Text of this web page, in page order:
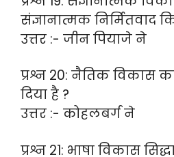
संज्ञानात्मक निर्मितवाद
उत्तर :- जीन पियाजे ने
प्रश्न 20: नैतिक विकास
दिया है ?
उत्तर :- कोहलबर्ग ने
प्रश्न 21: भाषा विकास